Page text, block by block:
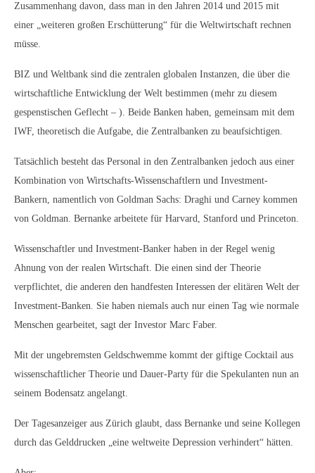
Zusammenhang davon, dass man in den Jahren 2014 und 2015 mit
einer „weiteren großen Erschütterung“ für die Weltwirtschaft rechnen
müsse.
BIZ und Weltbank sind die zentralen globalen Instanzen, die über die
wirtschaftliche Entwicklung der Welt bestimmen (mehr zu diesem
gespenstischen Geflecht – ). Beide Banken haben, gemeinsam mit dem
IWF, theoretisch die Aufgabe, die Zentralbanken zu beaufsichtigen.
Tatsächlich besteht das Personal in den Zentralbanken jedoch aus einer
Kombination von Wirtschafts-Wissenschaftlern und Investment-
Bankern, namentlich von Goldman Sachs: Draghi und Carney kommen
von Goldman. Bernanke arbeitete für Harvard, Stanford und Princeton.
Wissenschaftler und Investment-Banker haben in der Regel wenig
Ahnung von der realen Wirtschaft. Die einen sind der Theorie
verpflichtet, die anderen den handfesten Interessen der elitären Welt der
Investment-Banken. Sie haben niemals auch nur einen Tag wie normale
Menschen gearbeitet, sagt der Investor Marc Faber.
Mit der ungebremsten Geldschwemme kommt der giftige Cocktail aus
wissenschaftlicher Theorie und Dauer-Party für die Spekulanten nun an
seinem Bodensatz angelangt.
Der Tagesanzeiger aus Zürich glaubt, dass Bernanke und seine Kollegen
durch das Gelddrucken „eine weltweite Depression verhindert“ hätten.